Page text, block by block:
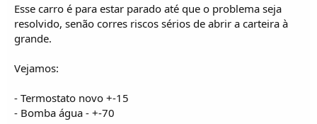
Esse carro é para estar parado até que o problema seja
resolvido, senão corres riscos sérios de abrir a carteira à
grande.
Vejamos:
- Termostato novo +-15
- Bomba água - +-70